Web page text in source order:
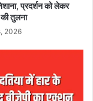
प्रदर्शन को लेकर
तुलना
2026